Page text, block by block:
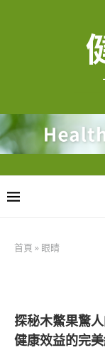
首頁 » 眼睛
探秘木鱉果驚
健康效益的完